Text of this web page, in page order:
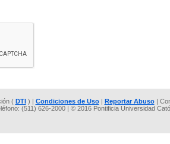
( DTI) | Condiciones de Uso| Reportar Abuso|
(511) 626-2000 | © 2016 Pontificia Universidad